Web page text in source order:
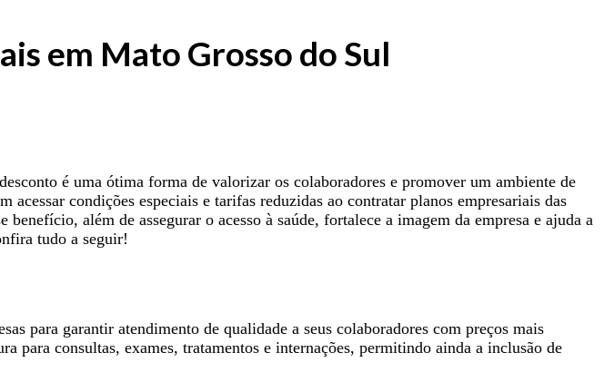
em Mato Grosso do Sul
é uma ótima forma de valorizar os colaboradores e promover um ambiente de
condições especiais e tarifas reduzidas ao contratar planos empresariais das
além de assegurar o acesso à saúde, fortalece a imagem da empresa e ajuda a
tudo a seguir!
para garantir atendimento de qualidade a seus colaboradores com preços mais
para consultas, exames, tratamentos e internações, permitindo ainda a inclusão de